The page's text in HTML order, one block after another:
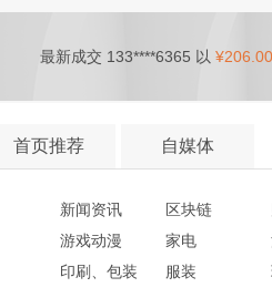
最新成交 133****6365 以
首页推荐 自媒体
新闻资讯 区块链
游戏动漫 家电
印刷、包装 服装